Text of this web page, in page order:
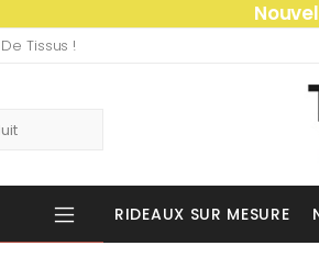
Tissus !
RIDEAUX SUR MESURE